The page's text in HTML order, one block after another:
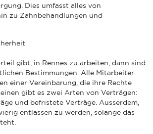
Dies umfasst alles von
zu Zahnbehandlungen und
gibt, in Rennes zu arbeiten, dann sind
Bestimmungen. Alle Mitarbeiter
einer Vereinbarung, die ihre Rechte
gibt es zwei Arten von Verträgen:
und befristete Verträge. Ausserdem,
entlassen zu werden, solange das